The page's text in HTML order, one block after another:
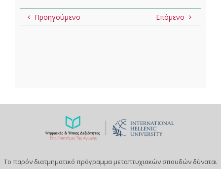
Προηγούμενο Επόμενο
Το παρόν διατμηματικό πρόγραμμα μεταπτυχιακών σπουδών δύναται